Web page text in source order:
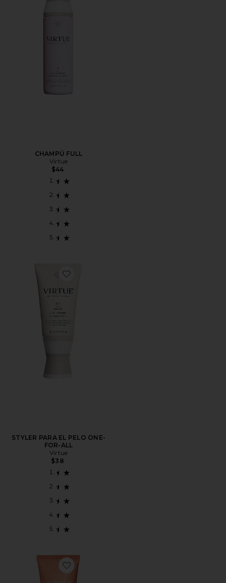
CHAMPÚ FULL
Virtue
$44
Favorite STYLER PARA EL PELO ONE-FOR-ALL
STYLER PARA EL PELO ONE-
FOR-ALL
Virtue
$38
Favorite ACONDICIONADOR CURL